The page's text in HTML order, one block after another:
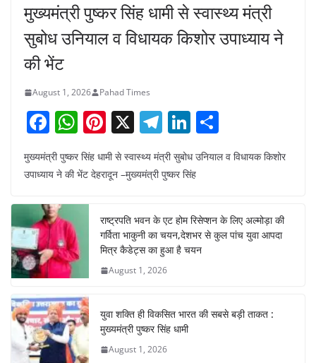
मुख्यमंत्री पुष्कर सिंह धामी से स्वास्थ्य मंत्री
सुबोध उनियाल व विधायक किशोर उपाध्याय ने
की भेंट
August 1, 2026 Pahad Times
F
a
c
b
o
o
k
W
h
at
A
p
p
Pi
nt
er
e
st
X T
el
e
gr
a
m
Li
n
k
dI
n
ar
मुख्यमंत्री पुष्कर सिंह धामी से स्वास्थ्य मंत्री सुबोध उनियाल व विधायक किशोर
उपाध्याय ने की भेंट देहरादून –मुख्यमंत्री पुष्कर सिंह
राष्ट्रपति भवन के एट होम रिसेप्शन के लिए अल्मोड़ा की
गर्विता भाकुनी का चयन,देशभर से कुल पांच युवा आपदा
मित्र कैडेट्स का हुआ है चयन
August 1, 2026
युवा शक्ति ही विकसित भारत की सबसे बड़ी ताकत :
मुख्यमंत्री पुष्कर सिंह धामी
August 1, 2026